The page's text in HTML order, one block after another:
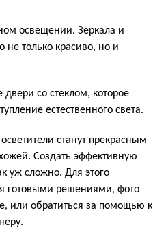
освещении. Зеркала и
не только красиво, но и
со стеклом, которое
естественного света.
станут прекрасным
Создать эффективную
уж сложно. Для этого
готовыми решениями, фото
или обратиться за помощью к